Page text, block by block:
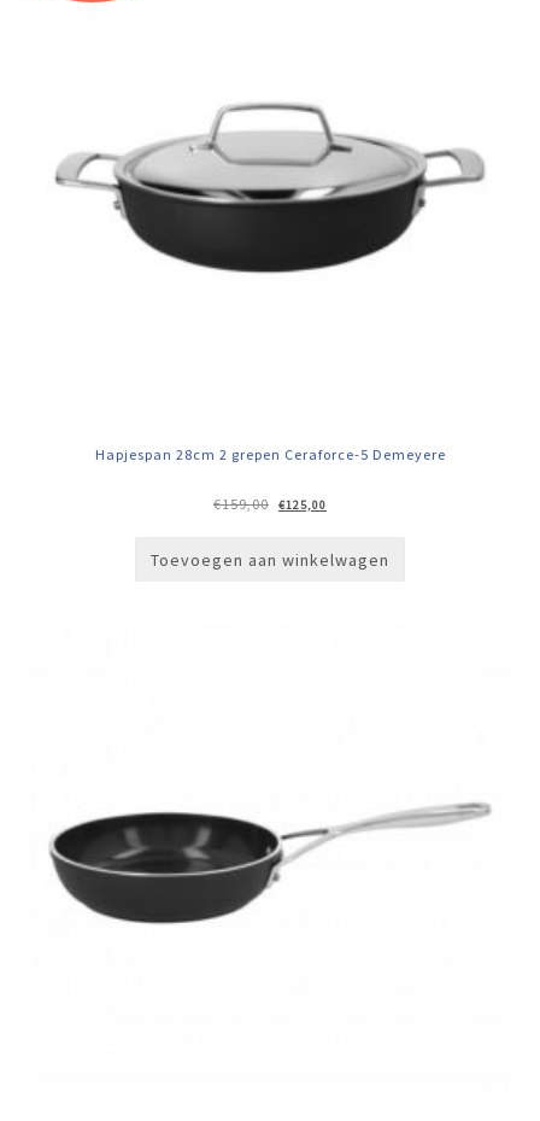
Hapjespan 28cm 2 grepen Ceraforce-5 Demeyere
€159,00
Oorspronkelijke
prijs
€125,00
prijs
Toevoegen aan winkelwagen